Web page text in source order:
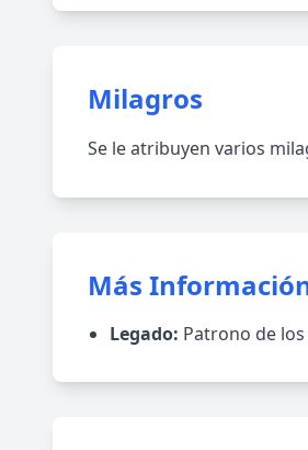
Milagros
Se le atribuyen varios
Más
Legado: Patrono de